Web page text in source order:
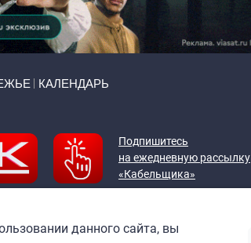
КАЛЕНДАРЬ
Подпишитесь
на ежедневную рассылку
«Кабельщика»
данного сайта, вы